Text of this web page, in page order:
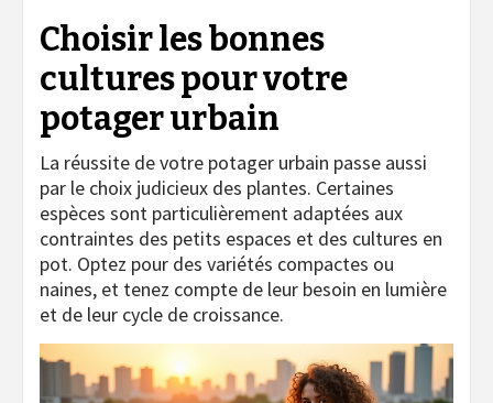
Choisir les bonnes
cultures pour votre
potager urbain
La réussite de votre potager urbain passe aussi
par le choix judicieux des plantes. Certaines
espèces sont particulièrement adaptées aux
contraintes des petits espaces et des cultures en
pot. Optez pour des variétés compactes ou
naines, et tenez compte de leur besoin en lumière
et de leur cycle de croissance.